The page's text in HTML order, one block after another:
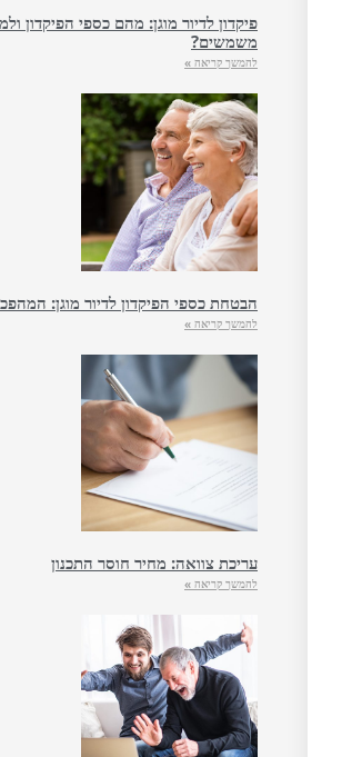
פיקדון לדיור מוגן: מהם כספי הפיקדון
משמשים?
להמשך קריאה »
הבטחת כספי הפיקדון לדיור מוגן:
להמשך קריאה »
עריכת צוואה: מחיר חוסר התכנון
להמשך קריאה »